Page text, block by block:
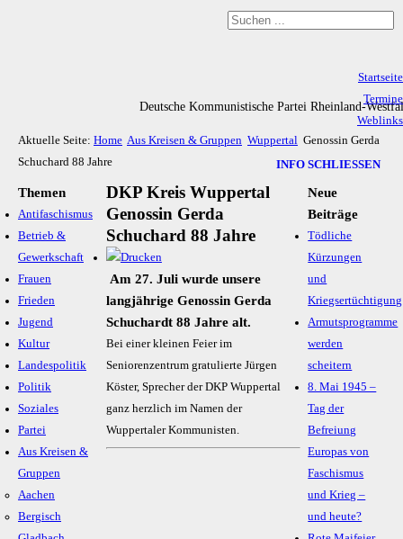
Deutsche Kommunistische Partei Rheinland-
Startseite
Termine
Weblinks
Archiv
Impressum & Datenschutz
Aktuelle Seite: Home Aus Kreisen & Gruppen Wuppertal Genossin Gerda
Schuchard 88 Jahre
Themen
Antifaschismus
Betrieb &
Gewerkschaft
Frauen
Frieden
Jugend
Kultur
Landespolitik
Politik
Soziales
Partei
Aus Kreisen &
Gruppen
Aachen
Bergisch
DKP Kreis Wuppertal
Genossin Gerda
Schuchard 88 Jahre
Am 27. Juli wurde unsere
langjährige Genossin Gerda
Schuchardt 88 Jahre alt.
Bei einer kleinen Feier im
Seniorenzentrum gratulierte Jürgen
Köster, Sprecher der DKP Wuppertal
ganz herzlich im Namen der
Wuppertaler Kommunisten.
INFO SCHLIESSEN
Neue
Beiträge
Tödliche
Kürzungen
und
Kriegsertüchtigung
Armutsprogramme
werden
scheitern
8. Mai 1945 –
Tag der
Befreiung
Europas von
Faschismus
und Krieg –
und heute?